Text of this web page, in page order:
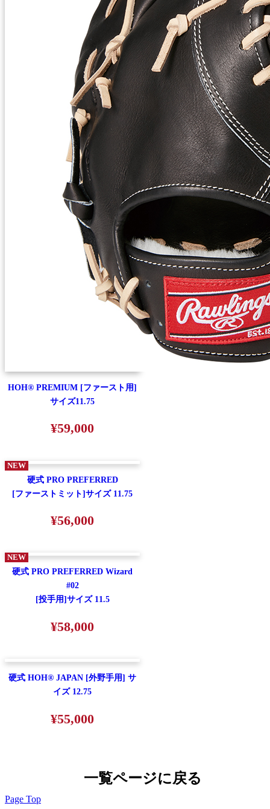
HOH® PREMIUM [ファースト用]
サイズ11.75
¥59,000
NEW
硬式 PRO PREFERRED
[ファーストミット]サイズ 11.75
¥56,000
NEW
硬式 PRO PREFERRED Wizard
#02
[投手用]サイズ 11.5
¥58,000
硬式 HOH® JAPAN [外野手用] サ
イズ 12.75
¥55,000
一覧ページに戻る
Page Top